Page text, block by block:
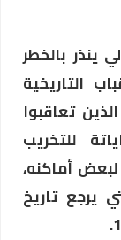
ينذر بالخطر
التاريخية
تعاقبوا
للتخريب
لبعض أماكنه،
يرجع تاريخ